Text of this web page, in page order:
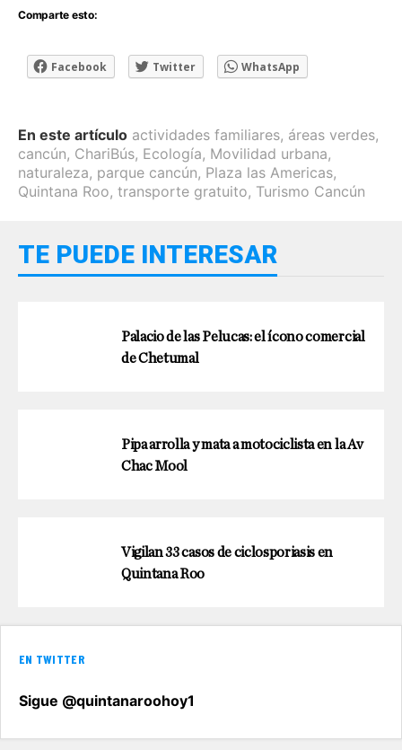
Comparte esto:
Facebook Twitter WhatsApp
En este artículo actividades familiares, áreas verdes,
cancún, ChariBús, Ecología, Movilidad urbana,
naturaleza, parque cancún, Plaza las Americas,
Quintana Roo, transporte gratuito, Turismo Cancún
TE PUEDE INTERESAR
Palacio de las Pelucas: el ícono comercial
de Chetumal
Pipa arrolla y mata a motociclista en la Av
Chac Mool
Vigilan 33 casos de ciclosporiasis en
Quintana Roo
EN TWITTER
Sigue @quintanaroohoy1